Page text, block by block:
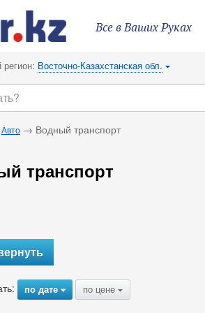
Все в Ваших Руках
Восточно-Казахстанская обл. {
Авто → Водный транспорт
транспорт
по дате{ по цене {